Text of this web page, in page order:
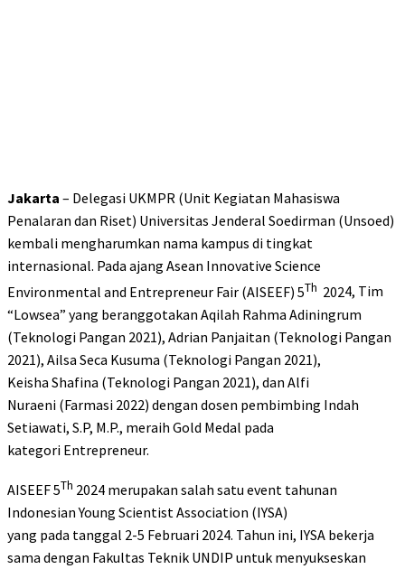
Jakarta – Delegasi UKMPR (Unit Kegiatan Mahasiswa
Penalaran dan Riset) Universitas Jenderal Soedirman (Unsoed)
kembali mengharumkan nama kampus di tingkat
internasional. Pada ajang Asean Innovative Science
Environmental and Entrepreneur Fair (AISEEF) 5Th 2024, Tim
“Lowsea” yang beranggotakan Aqilah Rahma Adiningrum
(Teknologi Pangan 2021), Adrian Panjaitan (Teknologi Pangan
2021), Ailsa Seca Kusuma (Teknologi Pangan 2021),
Keisha Shafina (Teknologi Pangan 2021), dan Alfi
Nuraeni (Farmasi 2022) dengan dosen pembimbing Indah
Setiawati, S.P, M.P., meraih Gold Medal pada
kategori Entrepreneur.
AISEEF 5Th 2024 merupakan salah satu event tahunan
Indonesian Young Scientist Association (IYSA)
yang pada tanggal 2-5 Februari 2024. Tahun ini, IYSA bekerja
sama dengan Fakultas Teknik UNDIP untuk menyukseskan